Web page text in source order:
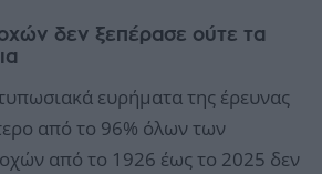
δεν ξεπέρασε ούτε τα
ευρήματα της έρευνας
από το 96% όλων των
από το 1926 έως το 2025 δεν